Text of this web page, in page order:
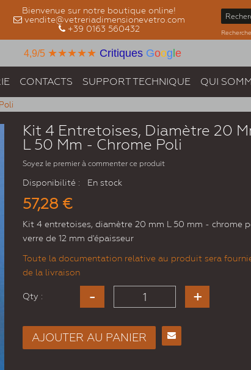
Bienvenue sur notre boutique online!
vendite@vetreriadimensionevetro.com
+39 0163 560432
4,9/5 ★★★★★ Critiques Goog e
CONTACTS SUPPORT TECHNIQUE QUI
Kit 4 Entretoises, Diamètre 20
L 50 Mm - Chrome Poli
Soyez le premier à commenter ce produit
Disponibilité : En stock
57,28 €
Kit 4 entretoises, diamètre 20 mm L 50 mm - chrome
verre de 12 mm d'épaisseur
Toute la documentation relative au produit sera
de la livraison
Qty :
AJOUTER AU PANIER